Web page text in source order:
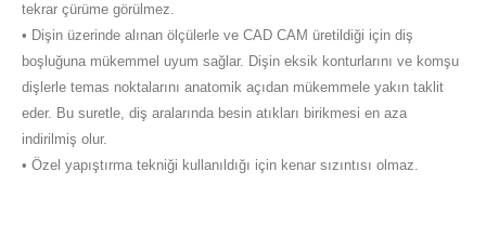
tekrar çürüme görülmez.
• Dişin üzerinde alınan ölçülerle ve CAD CAM üretildiği için diş
boşluğuna mükemmel uyum sağlar. Dişin eksik konturlarını ve komşu
dişlerle temas noktalarını anatomik açıdan mükemmele yakın taklit
eder. Bu suretle, diş aralarında besin atıkları birikmesi en aza
indirilmiş olur.
• Özel yapıştırma tekniği kullanıldığı için kenar sızıntısı olmaz.